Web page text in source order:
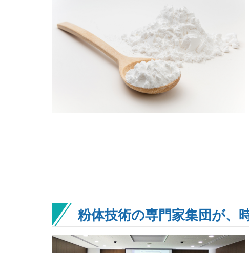
粉体技術の専門家集団が、